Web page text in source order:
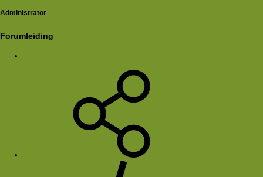
Administrator
Forumleiding